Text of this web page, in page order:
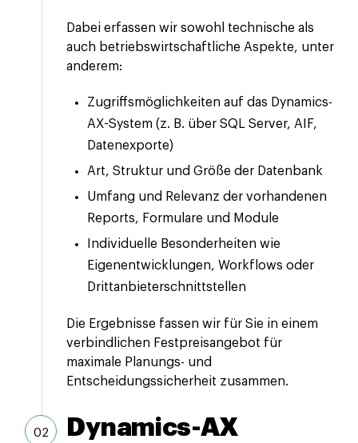
Dabei erfassen wir sowohl technische als
auch betriebswirtschaftliche Aspekte, unter
anderem:
Zugriffsmöglichkeiten auf das Dynamics-
AX-System (z. B. über SQL Server, AIF,
Datenexporte)
Art, Struktur und Größe der Datenbank
Umfang und Relevanz der vorhandenen
Reports, Formulare und Module
Individuelle Besonderheiten wie
Eigenentwicklungen, Workflows oder
Drittanbieterschnittstellen
Die Ergebnisse fassen wir für Sie in einem
verbindlichen Festpreisangebot für
maximale Planungs- und
Entscheidungssicherheit zusammen.
Dynamics-AX